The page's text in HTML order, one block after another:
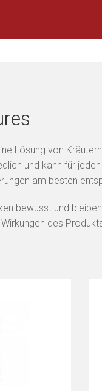
Lösung von
und kann für
am besten
bewusst und
des